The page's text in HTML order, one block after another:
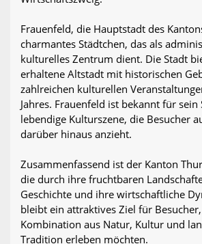
Frauenfeld, die Hauptstadt des
charmantes Städtchen, das als
kulturelles Zentrum dient. Die Stadt
erhaltene Altstadt mit historischen
zahlreichen kulturellen
Jahres. Frauenfeld ist bekannt für sein
lebendige Kulturszene, die Besucher
darüber hinaus anzieht.
Zusammenfassend ist der Kanton
die durch ihre fruchtbaren
Geschichte und ihre wirtschaftliche
bleibt ein attraktives Ziel für
Kombination aus Natur, Kultur und
Tradition erleben möchten.